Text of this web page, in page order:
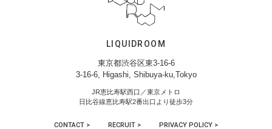
LIQUIDROOM
東京都渋谷区東3-16-6
3-16-6, Higashi, Shibuya-ku,Tokyo
JR恵比寿駅西口／東京メトロ
日比谷線恵比寿駅2番出口より徒歩3分
CONTACT > RECRUIT > PRIVACY POLICY >